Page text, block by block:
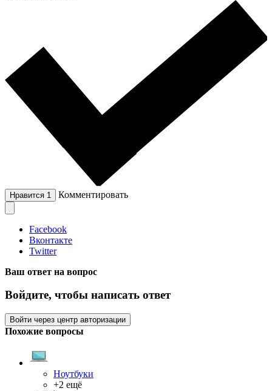
Нравится 1 Комментировать
Facebook
Вконтакте
Twitter
Ваш ответ на вопрос
Войдите, чтобы написать ответ
Войти через центр авторизации
Похожие вопросы
Ноутбуки
+2 ещё